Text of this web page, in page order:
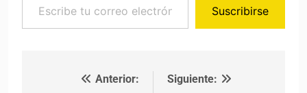
Suscribirse
Navegación de entradas
Anterior:
Siguiente: